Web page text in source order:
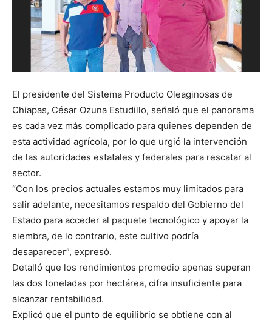
El presidente del Sistema Producto Oleaginosas de
Chiapas, César Ozuna Estudillo, señaló que el panorama
es cada vez más complicado para quienes dependen de
esta actividad agrícola, por lo que urgió la intervención
de las autoridades estatales y federales para rescatar al
sector.
“Con los precios actuales estamos muy limitados para
salir adelante, necesitamos respaldo del Gobierno del
Estado para acceder al paquete tecnológico y apoyar la
siembra, de lo contrario, este cultivo podría
desaparecer”, expresó.
Detalló que los rendimientos promedio apenas superan
las dos toneladas por hectárea, cifra insuficiente para
alcanzar rentabilidad.
Explicó que el punto de equilibrio se obtiene con al